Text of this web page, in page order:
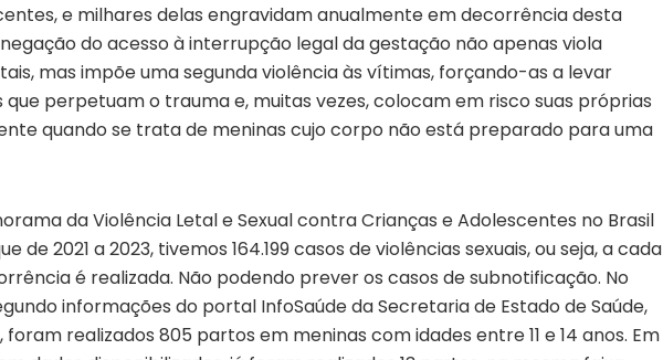
e milhares delas engravidam anualmente em decorrência desta
do acesso à interrupção legal da gestação não apenas viola
mas impõe uma segunda violência às vítimas, forçando-as a levar
perpetuam o trauma e, muitas vezes, colocam em risco suas próprias
quando se trata de meninas cujo corpo não está preparado para uma
da Violência Letal e Sexual contra Crianças e Adolescentes no Brasil
de 2021 a 2023, tivemos 164.199 casos de violências sexuais, ou seja, a cada
é realizada. Não podendo prever os casos de subnotificação. No
informações do portal InfoSaúde da Secretaria de Estado de Saúde,
realizados 805 partos em meninas com idades entre 11 e 14 anos. Em